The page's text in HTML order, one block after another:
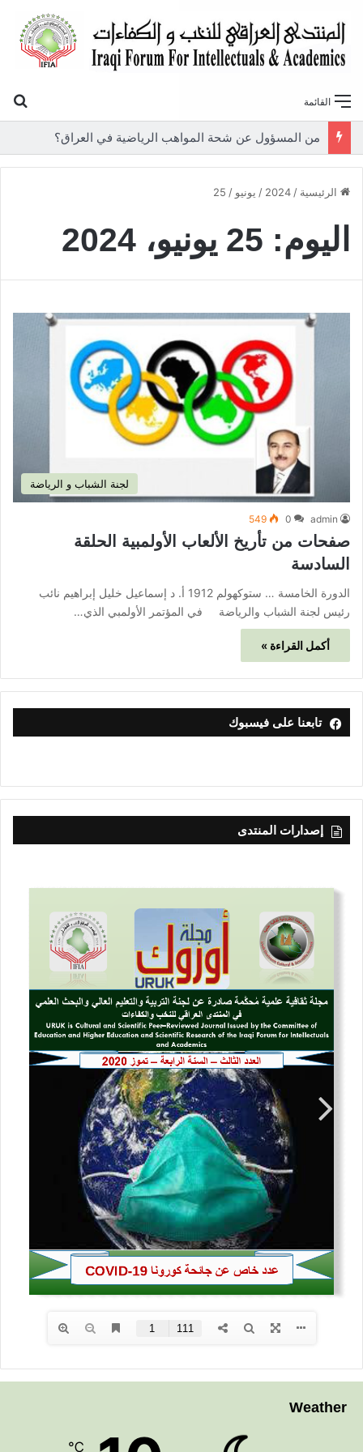
القائمة
من المسؤول عن شحة المواهب الرياضية في العراق؟
الرئيسية /
2024
/ يونيو /
25
اليوم: 25 يونيو، 2024
لجنة الشباب و الرياضة
admin
0
549
صفحات من تأريخ الألعاب الأولمبية الحلقة
السادسة
الدورة الخامسة … ستوكهولم 1912 أ. د إسماعيل خليل إبراهيم نائب
رئيس لجنة الشباب والرياضة في المؤتمر الأولمبي الذي…
أكمل القراءة »
تابعنا على فيسبوك
إصدارات المنتدى
Weather
℃